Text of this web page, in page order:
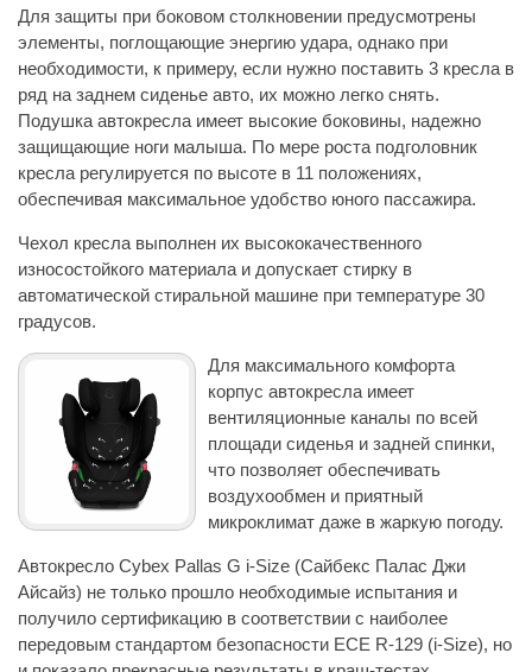
Для защиты при боковом столкновении предусмотрены
элементы, поглощающие энергию удара, однако при
необходимости, к примеру, если нужно поставить 3 кресла в
ряд на заднем сиденье авто, их можно легко снять.
Подушка автокресла имеет высокие боковины, надежно
защищающие ноги малыша. По мере роста подголовник
кресла регулируется по высоте в 11 положениях,
обеспечивая максимальное удобство юного пассажира.
Чехол кресла выполнен их высококачественного
износостойкого материала и допускает стирку в
автоматической стиральной машине при температуре 30
градусов.
Для максимального комфорта
корпус автокресла имеет
вентиляционные каналы по всей
площади сиденья и задней спинки,
что позволяет обеспечивать
воздухообмен и приятный
микроклимат даже в жаркую погоду.
Автокресло Cybex Pallas G i-Size (Сайбекс Палас Джи
Айсайз) не только прошло необходимые испытания и
получило сертификацию в соответствии с наиболее
передовым стандартом безопасности ECE R-129 (i-Size), но